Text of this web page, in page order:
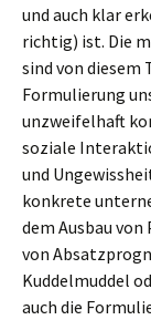
und auch klar
richtig) ist. Die
sind von diesem
Formulierung
unzweifelhaft
soziale
und
konkrete
dem Ausbau
von
Kuddelmuddel
auch die